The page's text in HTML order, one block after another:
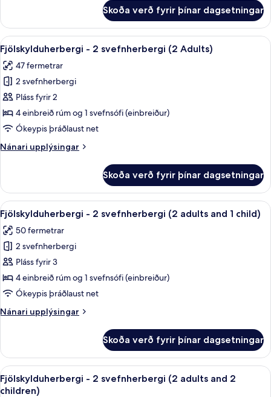
child)
-
svefnherbergi
(4
adults
and
child)
Skoða verð fyrir þínar dagsetningar
Skoða
allar
myndir
fyrir
Fjölskylduherbergi
-
2
(2
Dúnsængur, rúm með „pillowtop“-
9
Fjölskylduherbergi - 2 svefnherbergi (2 Adults)
47 fermetrar
2 svefnherbergi
Pláss fyrir 2
4 einbreið rúm og 1 svefnsófi (einbreiður)
Ókeypis þráðlaust net
Nánari upplýsingar
Nánari
-
svefnherbergi
(2
Adults)
Skoða verð fyrir þínar dagsetningar
Skoða
allar
myndir
fyrir
Fjölskylduherbergi
-
2
(2
child)
Dúnsængur, rúm með „pillowtop“-
9
Fjölskylduherbergi - 2 svefnherbergi (2 adults and 1 child)
50 fermetrar
2 svefnherbergi
Pláss fyrir 3
4 einbreið rúm og 1 svefnsófi (einbreiður)
Ókeypis þráðlaust net
Nánari upplýsingar
Nánari
-
svefnherbergi
(2
Skoða verð fyrir þínar dagsetningar
Skoða
allar
Dúnsængur, rúm með „pillowtop“-
9
Fjölskylduherbergi - 2 svefnherbergi (2 adults and 2
children)